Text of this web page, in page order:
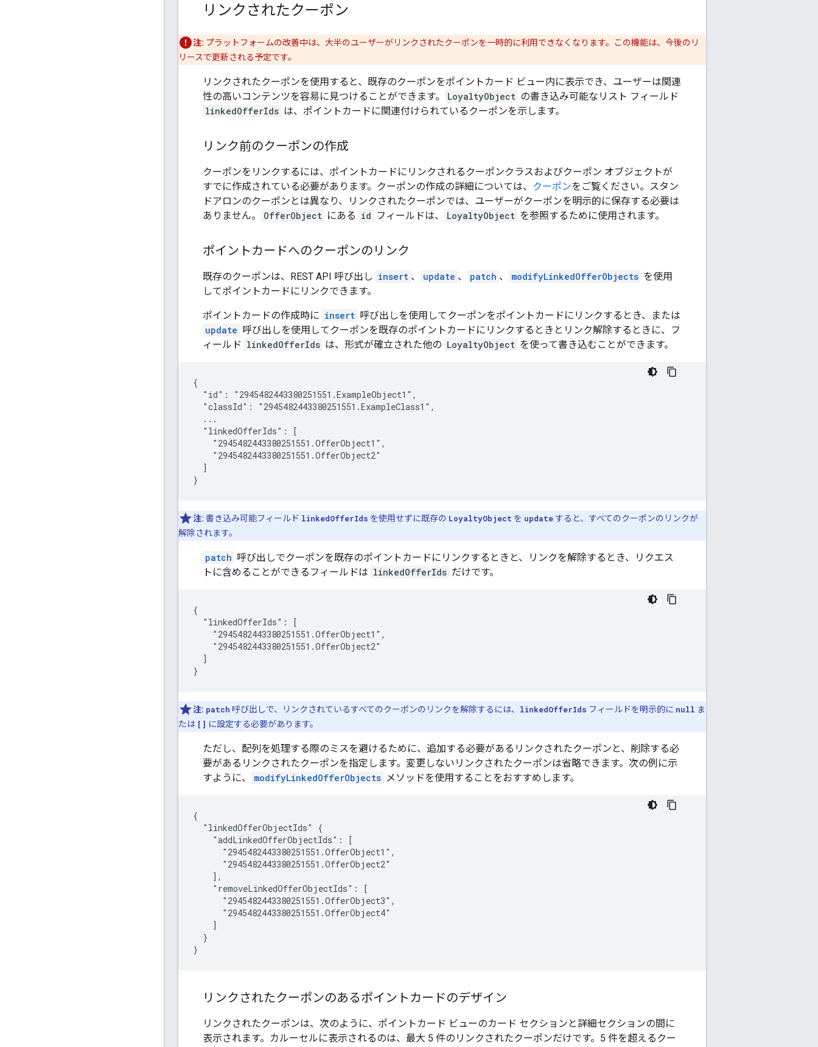
リンクされたクーポン
注: プラットフォームの改善中は、大半のユーザーがリンクされたクーポンを一時的に利用できなくなります。この機能は、今後のリ
リースで更新される予定です。
リンクされたクーポンを使用すると、既存のクーポンをポイントカード ビュー内に表示でき、ユーザーは関連
性の高いコンテンツを容易に見つけることができます。
LoyaltyObject の書き込み可能なリスト フィールド
linkedOfferIds は、ポイントカードに関連付けられているクーポンを示します。
リンク前のクーポンの作成
クーポンをリンクするには、ポイントカードにリンクされるクーポンクラスおよびクーポン オブジェクトが
すでに作成されている必要があります。クーポンの作成の詳細については、 クーポンをご覧ください。スタン
ドアロンのクーポンとは異なり、リンクされたクーポンでは、ユーザーがクーポンを明示的に保存する必要は
ありません。
OfferObject にある id フィールドは、 LoyaltyObject を参照するために使用されます。
ポイントカードへのクーポンのリンク
既存のクーポンは、REST API 呼び出し insert 、 update 、 patch 、 modifyLinkedOfferObjects を使用
してポイントカードにリンクできます。
ポイントカードの作成時に insert 呼び出しを使用してクーポンをポイントカードにリンクするとき、または
update 呼び出しを使用してクーポンを既存のポイントカードにリンクするときとリンク解除するときに、フ
ィールド linkedOfferIds は、形式が確立された他の LoyaltyObject を使って書き込むことができます。
{
  "id": "2945482443380251551.ExampleObject1",
  "classId": "2945482443380251551.ExampleClass1",
  ...
  "linkedOfferIds": [
    "2945482443380251551.OfferObject1",
    "2945482443380251551.OfferObject2"
  ]
}
注: 書き込み可能フィールド linkedOfferIds を使用せずに既存の LoyaltyObject を updateすると、すべてのクーポンのリンクが
解除されます。
patch 呼び出しでクーポンを既存のポイントカードにリンクするときと、リンクを解除するとき、リクエス
トに含めることができるフィールドは linkedOfferIds だけです。
{
  "linkedOfferIds": [
    "2945482443380251551.OfferObject1",
    "2945482443380251551.OfferObject2"
  ]
}
注: patch 呼び出しで、リンクされているすべてのクーポンのリンクを解除するには、 linkedOfferIds フィールドを明示的に null ま
たは [] に設定する必要があります。
ただし、配列を処理する際のミスを避けるために、追加する必要があるリンクされたクーポンと、削除する必
要があるリンクされたクーポンを指定します。変更しないリンクされたクーポンは省略できます。次の例に示
すように、
modifyLinkedOfferObjects メソッドを使用することをおすすめします。
{
  "linkedOfferObjectIds" {
    "addLinkedOfferObjectIds": [
      "2945482443380251551.OfferObject1",
      "2945482443380251551.OfferObject2"
    ],
    "removeLinkedOfferObjectIds": [
      "2945482443380251551.OfferObject3",
      "2945482443380251551.OfferObject4"
    ]
  }
}
リンクされたクーポンのあるポイントカードのデザイン
リンクされたクーポンは、次のように、ポイントカード ビューのカード セクションと詳細セクションの間に
表示されます。カルーセルに表示されるのは、最大 5 件のリンクされたクーポンだけです。5 件を超えるクー